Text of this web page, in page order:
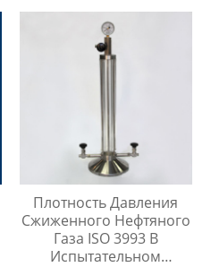
Любой Высоте
Плотность Давления
Сжиженного Нефтяного
Газа ISO 3993 В
Испытательном